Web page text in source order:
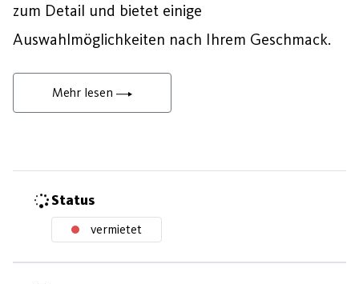
zum Detail und bietet einige
Auswahlmöglichkeiten nach Ihrem Geschmack.
Mehr lesen
Status
vermietet